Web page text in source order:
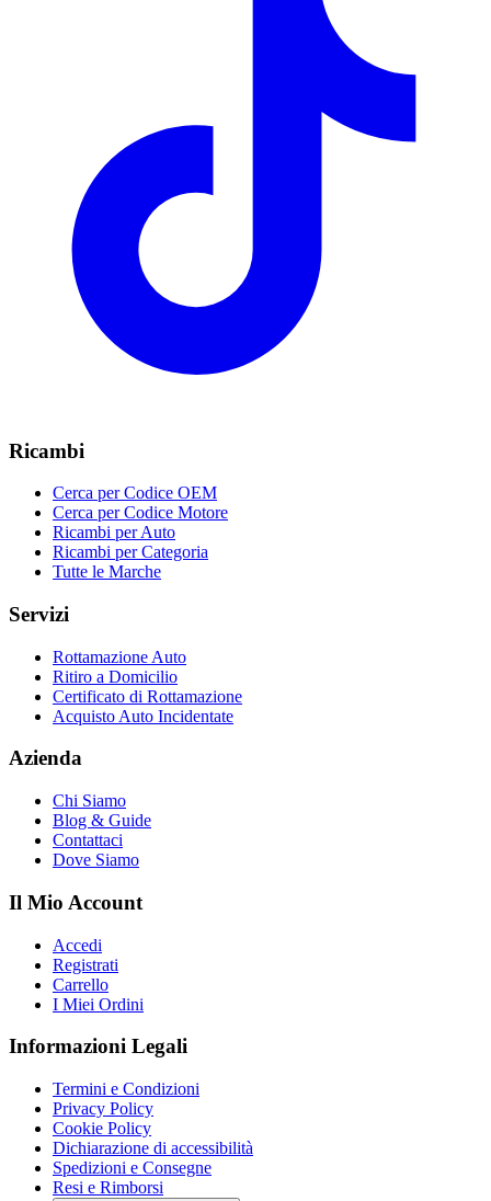
Ricambi
Cerca per Codice OEM
Cerca per Codice Motore
Ricambi per Auto
Ricambi per Categoria
Tutte le Marche
Servizi
Rottamazione Auto
Ritiro a Domicilio
Certificato di Rottamazione
Acquisto Auto Incidentate
Azienda
Chi Siamo
Blog & Guide
Contattaci
Dove Siamo
Il Mio Account
Accedi
Registrati
Carrello
I Miei Ordini
Informazioni Legali
Termini e Condizioni
Privacy Policy
Cookie Policy
Dichiarazione di accessibilità
Spedizioni e Consegne
Resi e Rimborsi